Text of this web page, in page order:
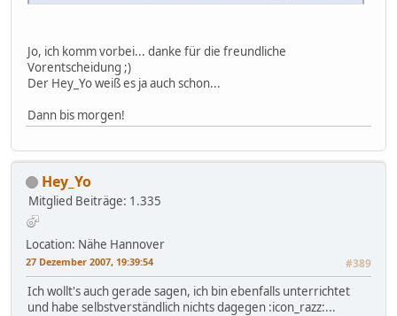
Jo, ich komm vorbei... danke für die freundliche
Vorentscheidung ;)
Der Hey_Yo weiß es ja auch schon...
Dann bis morgen!
Hey_Yo
Mitglied Beiträge: 1.335
Location: Nähe Hannover
27 Dezember 2007, 19:39:54 #389
Ich wollt's auch gerade sagen, ich bin ebenfalls unterrichtet
und habe selbstverständlich nichts dagegen :icon_razz:...